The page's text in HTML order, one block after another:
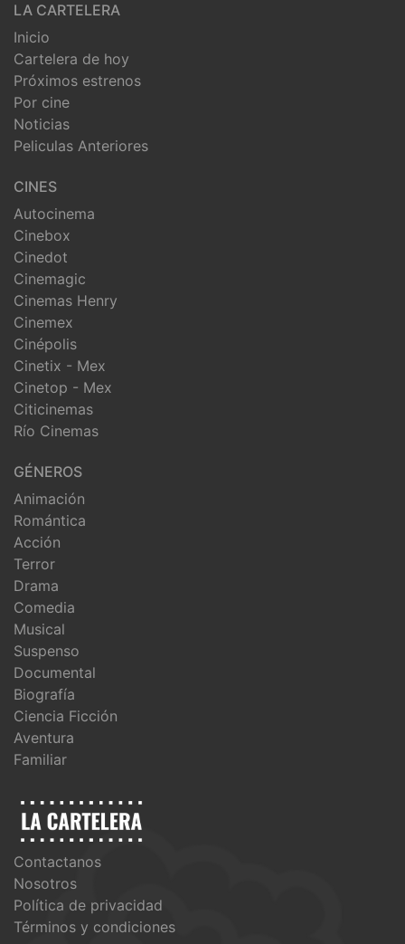
LA CARTELERA
Inicio
Cartelera de hoy
Próximos estrenos
Por cine
Noticias
Peliculas Anteriores
CINES
Autocinema
Cinebox
Cinedot
Cinemagic
Cinemas Henry
Cinemex
Cinépolis
Cinetix - Mex
Cinetop - Mex
Citicinemas
Río Cinemas
GÉNEROS
Animación
Romántica
Acción
Terror
Drama
Comedia
Musical
Suspenso
Documental
Biografía
Ciencia Ficción
Aventura
Familiar
Contactanos
Nosotros
Política de privacidad
Términos y condiciones